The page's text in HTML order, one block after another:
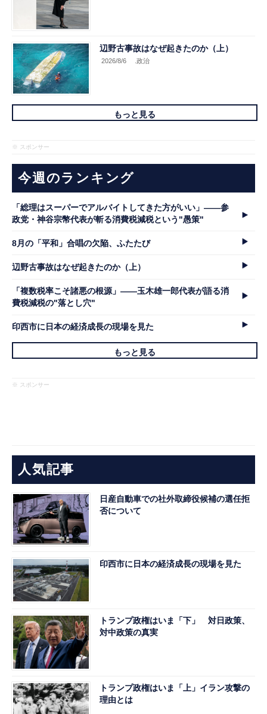
辺野古事故はなぜ起きたのか（上）
2026/8/6 .政治
もっと見る
※ スポンサー
今週のランキング
「総理はスーパーでアルバイトしてきた方がいい」――参
政党・神谷宗幣代表が斬る消費税減税という"愚策"
8月の「平和」合唱の欠陥、ふたたび
辺野古事故はなぜ起きたのか（上）
「複数税率こそ諸悪の根源」――玉木雄一郎代表が語る消
費税減税の"落とし穴"
印西市に日本の経済成長の現場を見た
もっと見る
※ スポンサー
人気記事
日産自動車での社外取締役候補の選任拒
否について
印西市に日本の経済成長の現場を見た
トランプ政権はいま「下」 対日政策、
対中政策の真実
トランプ政権はいま「上」イラン攻撃の
理由とは